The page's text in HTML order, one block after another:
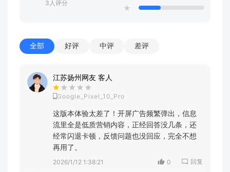
3人评分
★
全部 好评 中评 差评
江苏扬州网友 客人
Google_Pixel_10_Pro
这版本体验太差了！开屏广告频繁弹出，信息
流里全是低质营销内容，正经回答没几条，还
经常闪退卡顿，反馈问题也没回应，完全不想
再用了。
2026/1/12 1:38:21 0 回复